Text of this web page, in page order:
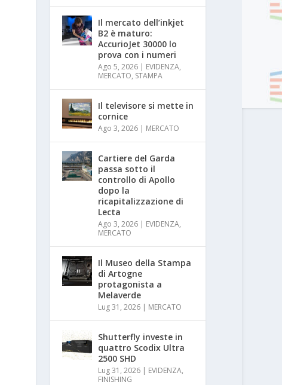
Il mercato dell’inkjet
B2 è maturo:
AccurioJet 30000 lo
prova con i numeri
Ago 5, 2026 | EVIDENZA,
MERCATO, STAMPA
Il televisore si mette in
cornice
Ago 3, 2026 | MERCATO
Cartiere del Garda
passa sotto il
controllo di Apollo
dopo la
ricapitalizzazione di
Lecta
Ago 3, 2026 | EVIDENZA,
MERCATO
Il Museo della Stampa
di Artogne
protagonista a
Melaverde
Lug 31, 2026 | MERCATO
Shutterfly investe in
quattro Scodix Ultra
2500 SHD
Lug 31, 2026 | EVIDENZA,
FINISHING